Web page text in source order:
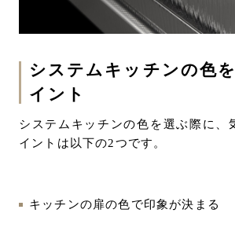
システムキッチンの色
イント
システムキッチンの色を選ぶ際に、
イントは以下の2つです。
キッチンの扉の色で印象が決まる